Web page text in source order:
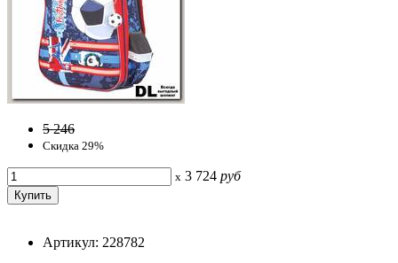
5 246
Скидка 29%
x 3 724 руб
Артикул: 228782